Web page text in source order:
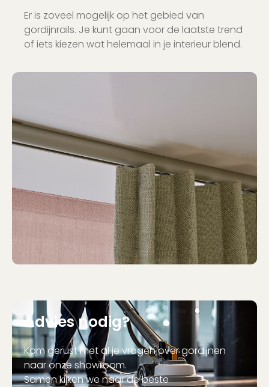
Er is zoveel mogelijk op het gebied van
gordijnrails. Je kunt gaan voor de laatste trend
of iets kiezen wat helemaal in je interieur blend.
Advies nodig?
Kom gerust met al je vragen over gordijnen
naar onze showroom.
Samen kijken we naar de beste